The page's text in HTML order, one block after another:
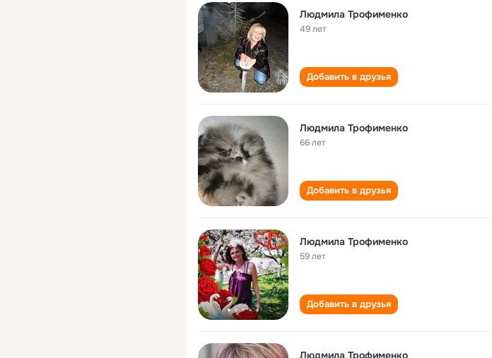
Людмила Трофименко
49 лет
Добавить в друзья
Людмила Трофименко
66 лет
Добавить в друзья
Людмила Трофименко
59 лет
Добавить в друзья
Людмила Трофименко